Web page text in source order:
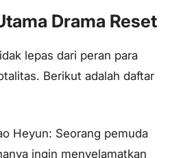
Drama Reset
lepas dari peran para
Berikut adalah daftar
Heyun: Seorang pemuda
ingin menyelamatkan